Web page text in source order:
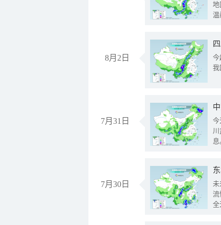
地
温
8月2日
今
我
7月31日
今
息
7月30日
未
流
全